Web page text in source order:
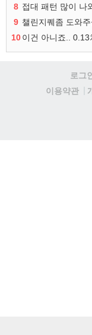
8 접대 패턴 많이 나
9 챌린지퀘좀 도와
10이건 아니죠.. 0.13
로그인
이용약관